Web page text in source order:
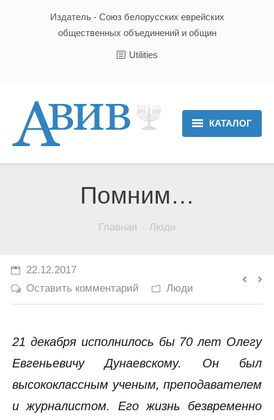
Издатель - Союз белорусских еврейских
общественных объединений и общин
Utilities
КАТАЛОГ
История
Помним…
Главная Люди
22.12.2017
Оставить комментарий
Люди
21 декабря исполнилось бы 70 лет Олегу
Евгеньевичу Дунаевскому. Он был
высококлассным ученым, преподавателем
и журналистом. Его жизнь безвременно